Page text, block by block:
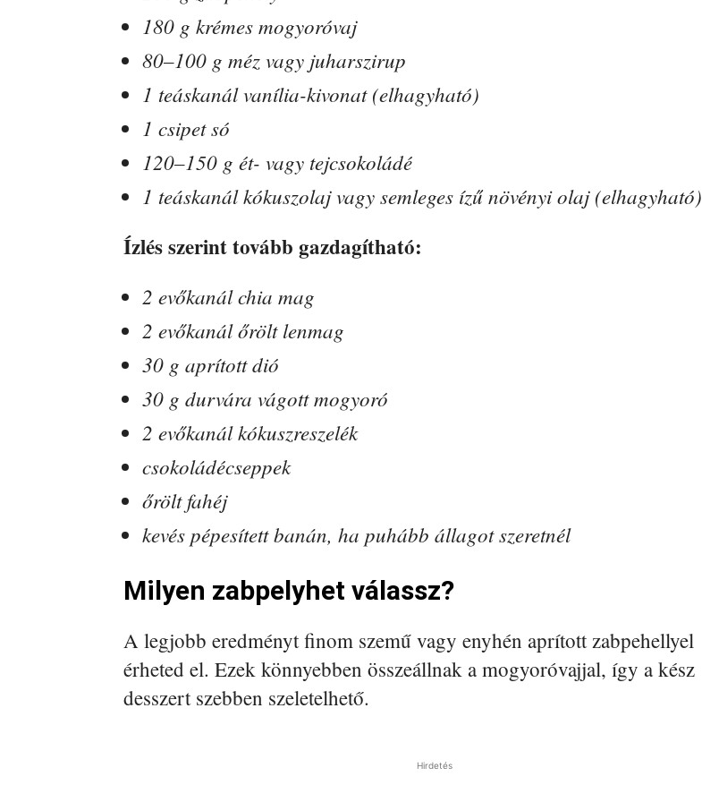
180 g krémes mogyoróvaj
80–100 g méz vagy juharszirup
1 teáskanál vanília-kivonat (elhagyható)
1 csipet só
120–150 g ét- vagy tejcsokoládé
1 teáskanál kókuszolaj vagy semleges ízű növényi olaj (elhagyható)
Ízlés szerint tovább gazdagítható:
2 evőkanál chia mag
2 evőkanál őrölt lenmag
30 g aprított dió
30 g durvára vágott mogyoró
2 evőkanál kókuszreszelék
csokoládécseppek
őrölt fahéj
kevés pépesített banán, ha puhább állagot szeretnél
Milyen zabpelyhet válassz?
A legjobb eredményt finom szemű vagy enyhén aprított zabpehellyel
érheted el. Ezek könnyebben összeállnak a mogyoróvajjal, így a kész
desszert szebben szeletelhető.
Hirdetés